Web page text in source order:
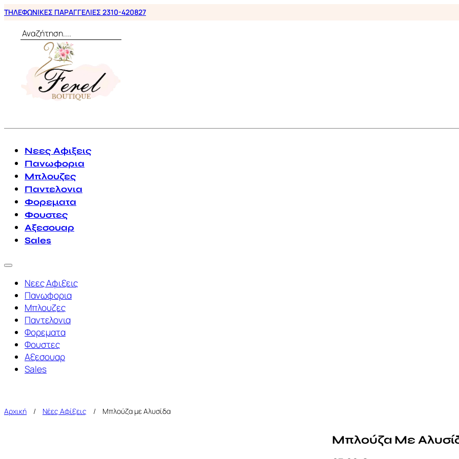
ΤΗΛΕΦΩΝΙΚΕΣ ΠΑΡΑΓΓΕΛΙΕΣ 2310-420827
Αναζήτηση
Νεες Αφιξεις
Πανωφορια
Μπλουζες
Παντελονια
Φορεματα
Φουστες
Αξεσουαρ
Sales
Νεες Αφιξεις
Πανωφορια
Μπλουζες
Παντελονια
Φορεματα
Φουστες
Αξεσουαρ
Sales
Αρχική / Νέες Αφίξεις / Μπλούζα με Αλυσίδα
Μπλούζα Με